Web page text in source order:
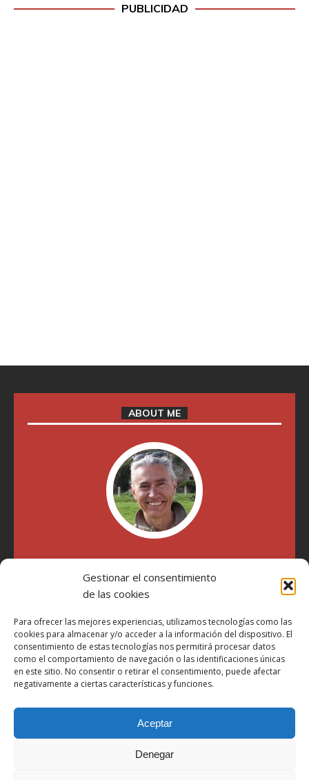
Gestionar el consentimiento
de las cookies
Para ofrecer las mejores experiencias, utilizamos tecnologías como las
cookies para almacenar y/o acceder a la información del dispositivo. El
consentimiento de estas tecnologías nos permitirá procesar datos
como el comportamiento de navegación o las identificaciones únicas
en este sitio. No consentir o retirar el consentimiento, puede afectar
negativamente a ciertas características y funciones.
Aceptar
Denegar
PUBLICIDAD
ABOUT ME
"Soy Manel Hospido, nací en Valencia en 1969 y desde el
año 2007 he escrito sobre motos en distintos medios.
Millatrece.com es una apuesta por escribir sobre lo que me
participa"
Aviso Legal
Política de Privacidad
Más Información sobre Cookies